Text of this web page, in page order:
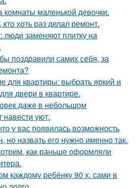
комнаты маленькой девочки.
хоть раз делал ремонт.
люди заменяют плитку на
поздравили самих себя, за
для квартиры: выбрать яркий и
двери в квартире.
даже в небольшом
навести уют.
у вас появилась возможность
но назвать его нужно именно так.
как раньше оформляли
каждому ребёнку 90 х. сами в